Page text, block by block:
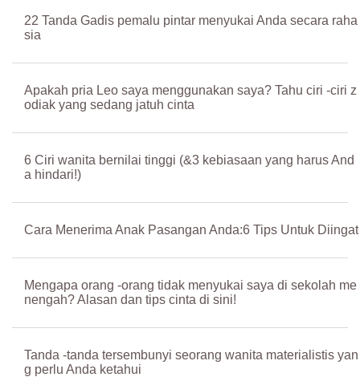
22 Tanda Gadis pemalu pintar menyukai Anda secara raha
sia
Apakah pria Leo saya menggunakan saya? Tahu ciri -ciri z
odiak yang sedang jatuh cinta
6 Ciri wanita bernilai tinggi (&3 kebiasaan yang harus And
a hindari!)
Cara Menerima Anak Pasangan Anda:6 Tips Untuk Diingat
Mengapa orang -orang tidak menyukai saya di sekolah me
nengah? Alasan dan tips cinta di sini!
Tanda -tanda tersembunyi seorang wanita materialistis yan
g perlu Anda ketahui